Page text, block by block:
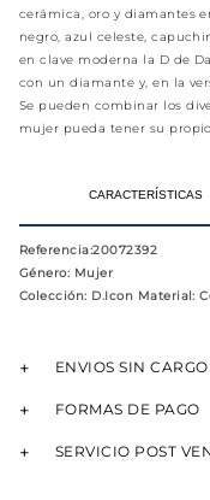
cerámica, oro y diamantes
negro, azul celeste,
en clave moderna la D de
con un diamante y, en la
Se pueden combinar los
mujer pueda tener su
CARACTERÍSTICAS
Referencia:20072392
Género: Mujer
Colección: D.Icon Material:
ENVIOS SIN CARGO
FORMAS DE PAGO
SERVICIO POST